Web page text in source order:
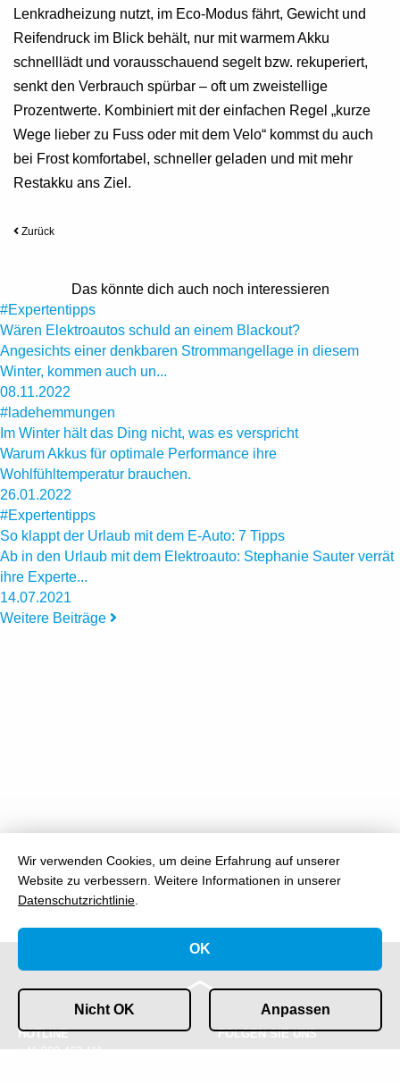
Lenkradheizung nutzt, im Eco‑Modus fährt, Gewicht und
Reifendruck im Blick behält, nur mit warmem Akku
schnelllädt und vorausschauend segelt bzw. rekuperiert,
senkt den Verbrauch spürbar – oft um zweistellige
Prozentwerte. Kombiniert mit der einfachen Regel „kurze
Wege lieber zu Fuss oder mit dem Velo“ kommst du auch
bei Frost komfortabel, schneller geladen und mit mehr
Restakku ans Ziel.
Zurück
Das könnte dich auch noch interessieren
#Expertentipps
Wären Elektroautos schuld an einem Blackout?
Angesichts einer denkbaren Strommangellage in diesem
Winter, kommen auch un...
08.11.2022
#ladehemmungen
Im Winter hält das Ding nicht, was es verspricht
Warum Akkus für optimale Performance ihre
Wohlfühltemperatur brauchen.
26.01.2022
#Expertentipps
So klappt der Urlaub mit dem E-Auto: 7 Tipps
Ab in den Urlaub mit dem Elektroauto: Stephanie Sauter verrät
ihre Experte...
14.07.2021
Weitere Beiträge
HOTLINE
+41 800 463 111
FOLGEN SIE UNS
Wir verwenden Cookies, um deine Erfahrung auf unserer
Website zu verbessern. Weitere Informationen in unserer
Datenschutzrichtlinie
Nicht OK Anpassen
OK